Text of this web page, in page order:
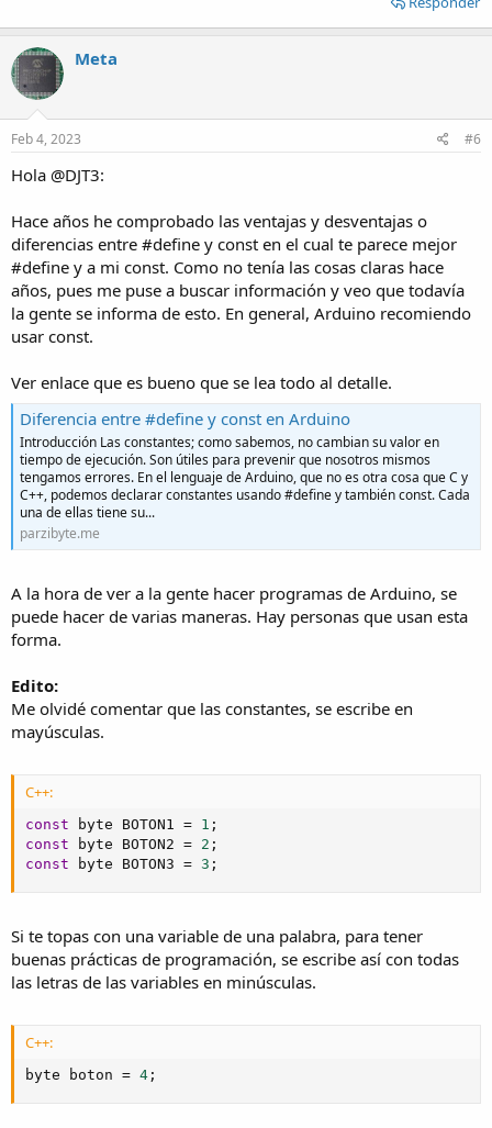
Meta
Feb 4, 2023 #6
Hola @DJT3:
Hace años he comprobado las ventajas y desventajas o
diferencias entre #define y const en el cual te parece mejor
#define y a mi const. Como no tenía las cosas claras hace
años, pues me puse a buscar información y veo que todavía
la gente se informa de esto. En general, Arduino recomiendo
usar const.
Ver enlace que es bueno que se lea todo al detalle.
Diferencia entre #define y const en Arduino
Introducción Las constantes; como sabemos, no cambian su valor en
tiempo de ejecución. Son útiles para prevenir que nosotros mismos
tengamos errores. En el lenguaje de Arduino, que no es otra cosa que C y
C++, podemos declarar constantes usando #define y también const. Cada
una de ellas tiene su...
parzibyte.me
A la hora de ver a la gente hacer programas de Arduino, se
puede hacer de varias maneras. Hay personas que usan esta
forma.
Edito:
Me olvidé comentar que las constantes, se escribe en
mayúsculas.
C++:
const byte BOTON1 = 1 ;
const byte BOTON2 = 2 ;
const byte BOTON3 = 3 ;
Si te topas con una variable de una palabra, para tener
buenas prácticas de programación, se escribe así con todas
las letras de las variables en minúsculas.
C++:
byte boton = 4 ;